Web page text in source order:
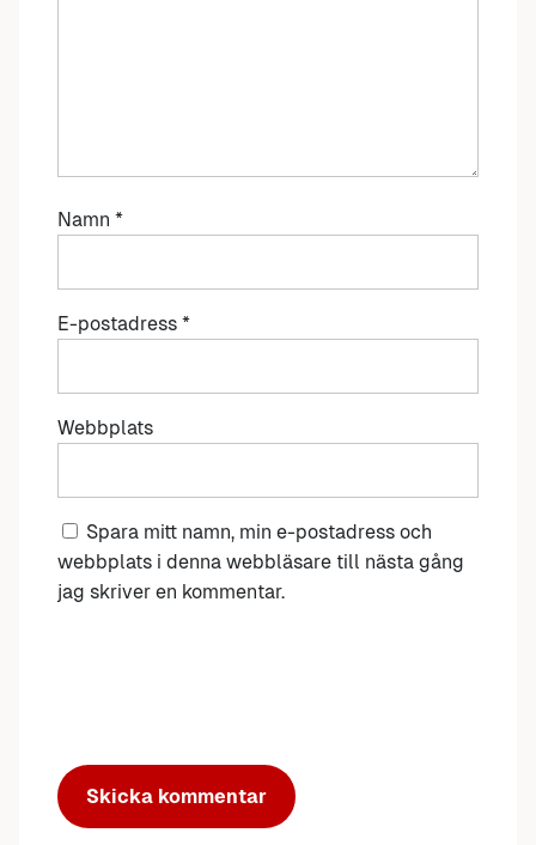
Namn *
E-postadress *
Webbplats
Spara mitt namn, min e-postadress och
webbplats i denna webbläsare till nästa gång
jag skriver en kommentar.